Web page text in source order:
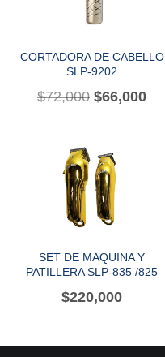
CORTADORA DE CABELLO
SLP-9202
$72,000 $66,000
SET DE MAQUINA Y
PATILLERA SLP-835 /825
$220,000